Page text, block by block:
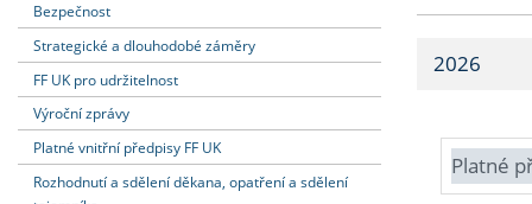
Dozvědět se více Strategie
Fakultní
Podat přihlášku Učitelské
Dozvědět se více
Dozvědět se více
Dozvědět se více
Bezpečnost
Strategické a dlouhodobé záměry
FF UK pro udržitelnost
Výroční zprávy
Platné vnitřní předpisy FF UK
Rozhodnutí a sdělení děkana, opatření a sdělení
2026
Platné